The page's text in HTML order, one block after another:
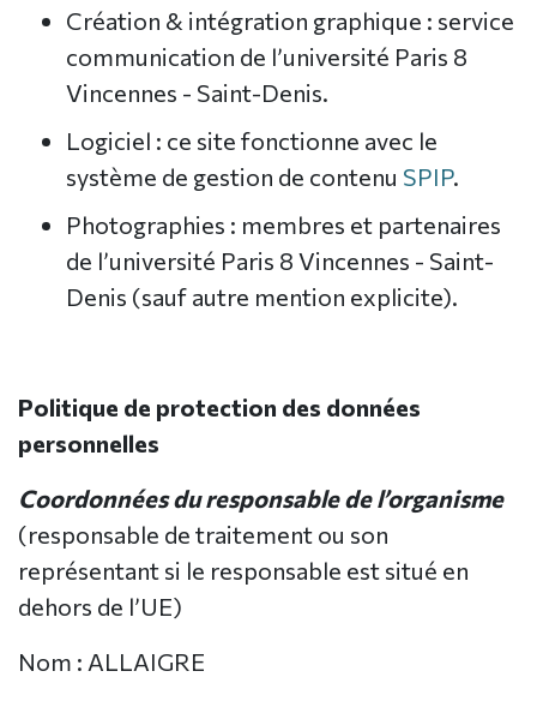
Création & intégration graphique : service
communication de l’université Paris 8
Vincennes - Saint-Denis.
Logiciel : ce site fonctionne avec le
système de gestion de contenu SPIP.
Photographies : membres et partenaires
de l’université Paris 8 Vincennes - Saint-
Denis (sauf autre mention explicite).
Politique de protection des données
personnelles
Coordonnées du responsable de l’organisme
(responsable de traitement ou son
représentant si le responsable est situé en
dehors de l’UE)
Nom : ALLAIGRE